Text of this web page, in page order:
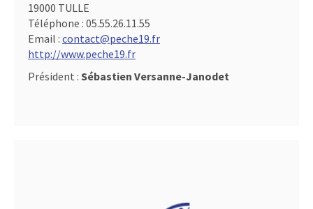
19000 TULLE
Téléphone : 05.55.26.11.55
Email : contact@peche19.fr
http://www.peche19.fr
Président : Sébastien Versanne-Janodet